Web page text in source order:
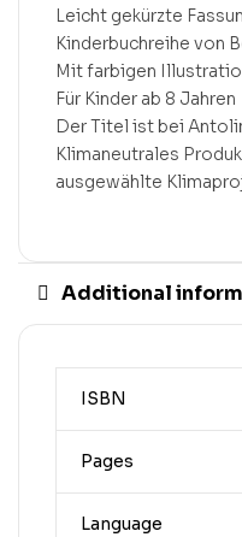
Leicht gekürzte
Kinderbuchreihe von
Mit farbigen
Für Kinder ab 8 Jahren
Der Titel ist bei
Klimaneutrales
ausgewählte
Additional
ISBN
Pages
Language